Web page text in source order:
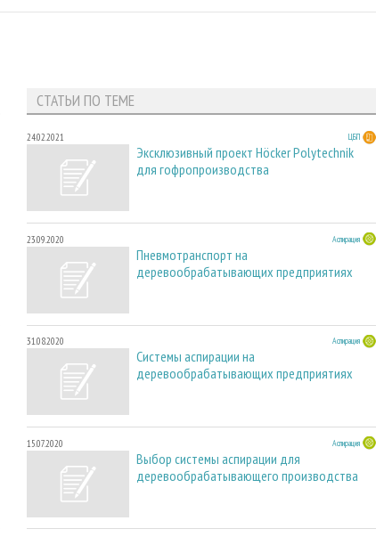
СТАТЬИ ПО ТЕМЕ
24.02.2021 ЦБП
Эксклюзивный проект Höcker Polytechnik
для гофропроизводства
23.09.2020 Аспирация
Пневмотранспорт на
деревообрабатывающих предприятиях
31.08.2020 Аспирация
Системы аспирации на
деревообрабатывающих предприятиях
15.07.2020 Аспирация
Выбор системы аспирации для
деревообрабатывающего производства